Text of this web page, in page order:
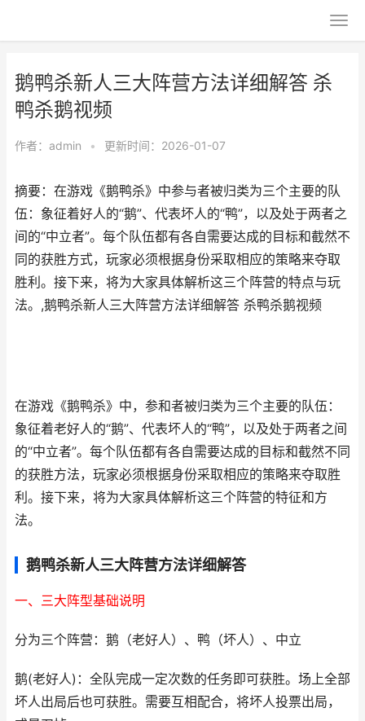
鹅鸭杀新人三大阵营方法详细解答 杀
鸭杀鹅视频
作者： admin • 更新时间：2026-01-07
摘要：在游戏《鹅鸭杀》中参与者被归类为三个主要的队
伍：象征着好人的“鹅”、代表坏人的“鸭”，以及处于两者之
间的“中立者”。每个队伍都有各自需要达成的目标和截然不
同的获胜方式，玩家必须根据身份采取相应的策略来夺取
胜利。接下来，将为大家具体解析这三个阵营的特点与玩
法。,鹅鸭杀新人三大阵营方法详细解答 杀鸭杀鹅视频
在游戏《鹅鸭杀》中，参和者被归类为三个主要的队伍：
象征着老好人的“鹅”、代表坏人的“鸭”，以及处于两者之间
的“中立者”。每个队伍都有各自需要达成的目标和截然不同
的获胜方法，玩家必须根据身份采取相应的策略来夺取胜
利。接下来，将为大家具体解析这三个阵营的特征和方
法。
鹅鸭杀新人三大阵营方法详细解答
一、三大阵型基础说明
分为三个阵营：鹅（老好人）、鸭（坏人）、中立
鹅(老好人)：全队完成一定次数的任务即可获胜。场上全部
坏人出局后也可获胜。需要互相配合，将坏人投票出局，